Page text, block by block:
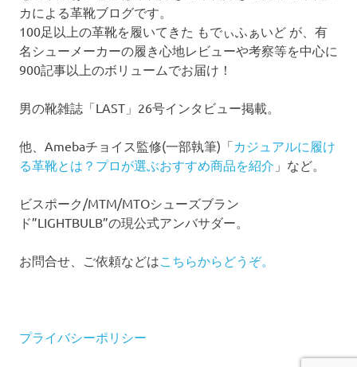
カによる革靴ブログです。
100足以上の革靴を履いてきた もでぃふぁいど が、有
名シューメーカーの履き心地レビューや考察等を中心に
900記事以上のボリュームでお届け！
男の靴雑誌「LAST」26号インタビュー掲載。
他、Amebaチョイス監修(一部執筆)「カジュアルに履け
る革靴とは？プロが選ぶおすすめ商品を紹介 」など。
ビスポーク/MTM/MTOシューズブラン
ド”LIGHTBULB”の現公式アンバサダー。
お問合せ、ご依頼などは こちらからどうぞ。
プライバシーポリシー